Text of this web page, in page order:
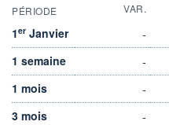
PÉRIODE VAR.
1er Janvier -
1 semaine
-
1 mois
-
3 mois
-